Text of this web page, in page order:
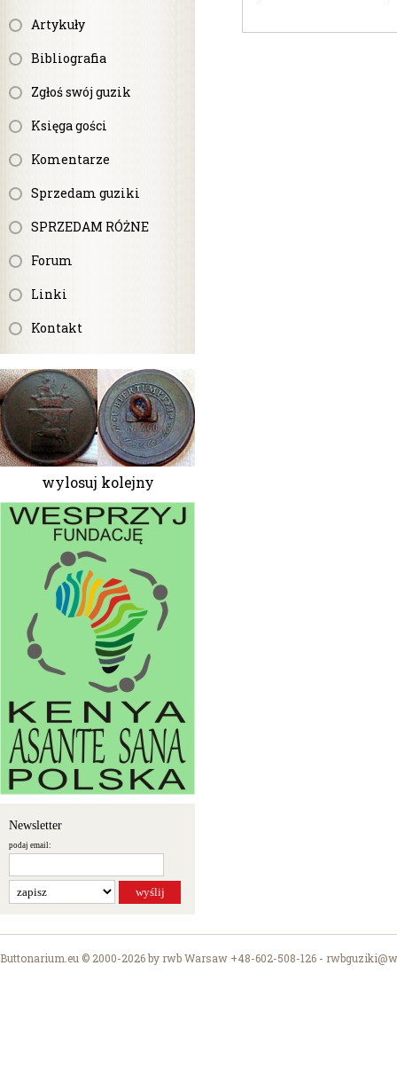
Artykuły
Bibliografia
Zgłoś swój guzik
Księga gości
Komentarze
Sprzedam guziki
SPRZEDAM RÓŻNE
Forum
Linki
Kontakt
wylosuj kolejny
Newsletter
podaj email:
Buttonarium.eu © 2000-2026 by rwb Warsaw +48-602-508-126 -